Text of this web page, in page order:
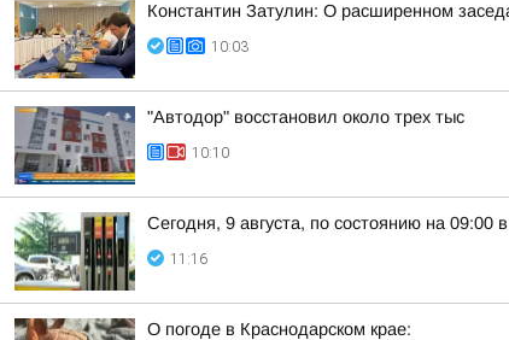
Константин Затулин: О расширенном
10:03
"Автодор" восстановил около трех тыс
10:10
Сегодня, 9 августа, по состоянию на
11:16
О погоде в Краснодарском крае: